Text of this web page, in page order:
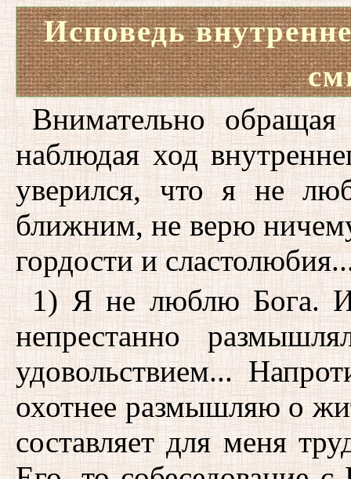
Исповедь
Внимательно
наблюдая ход
уверился, что я не
ближним, не верю
гордости и
1) Я не люблю Бога.
непрестанно
удовольствием...
охотнее размышляю о
составляет для меня